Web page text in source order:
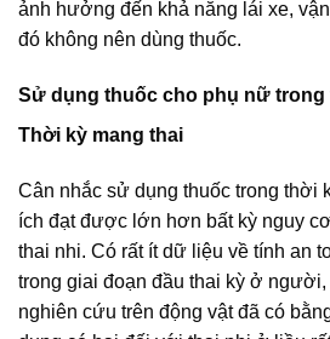
ảnh hưởng đến khả năng lái xe,
đó không nên dùng thuốc.
Sử dụng thuốc cho phụ nữ trong
Thời kỳ mang thai
Cân nhắc sử dụng thuốc trong thời
ích đạt được lớn hơn bất kỳ nguy
thai nhi. Có rất ít dữ liệu về tính an
trong giai đoạn đầu thai kỳ ở
nghiên cứu trên động vật đã có